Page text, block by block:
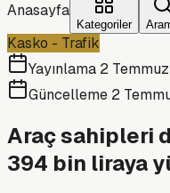
Anasayfa
Kategoriler
Kasko - Trafik
Yayınlama 2
Güncelleme 2
Araç sahipleri
394 bin liraya